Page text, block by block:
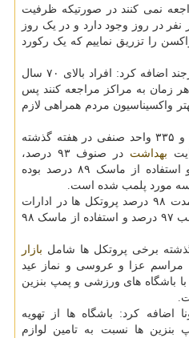
نمی کنند در صورتیکه ظرفیت
شدن پنج تا ۶ هزار نفر در روز وجود دارد و در یک روز
هشت هزار و ۸۷۰ دز واکسن را تزریق نماییم که یک رکورد
رییس دانشگاه علوم پزشکی بیرجند اضافه کرد: افراد بالای ۷۰ سال
هر زمان به مراکز مراجعه کنند پس
واکسیناسیون مردم همراهی لازم
وی همین طور از بازدید ۲ هزار و ۳۳۵ واحد صنفی در هفته گذشته
بهداشت
در صنوف ۹۳ درصد،
پروتکلهای بهداشتی ۸۳ درصد و استفاده از ماسک ۸۹ درصد بوده
دهقانی بیان کرد: در طول این مدت ۹۸ درصد پروتکل ها در ادارات
رعایت شده و رعایت تهویه مناسب ۹۷ درصد و استفاده از ماسک ۹۸
برخی پروتکل ها شامل بازار
مراسم عزا و عروسی و نماز عید
باشگاه های ورزشی و پمپ بنزین
اضافه کرد: باشگاه ها از تهویه
بنزین ها نسبت به تامین لوازم